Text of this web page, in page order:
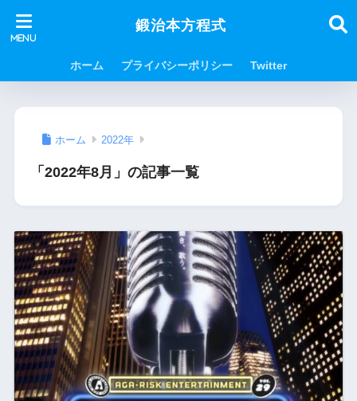
鍛治本方程式
ホーム プライバシーポリシー Twitter
ホーム 2022年
「2022年8月」の記事一覧